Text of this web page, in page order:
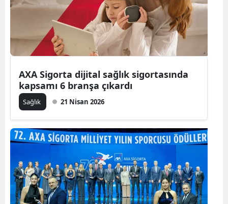
AXA Sigorta dijital sağlık sigortasında
kapsamı 6 branşa çıkardı
Sağlık 21 Nisan 2026